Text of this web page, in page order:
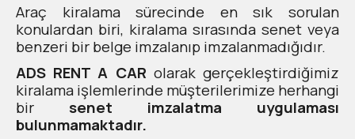
Araç kiralama sürecinde en sık sorulan
konulardan biri, kiralama sırasında senet veya
benzeri bir belge imzalanıp imzalanmadığıdır.
ADS RENT A CAR olarak gerçekleştirdiğimiz
kiralama işlemlerinde müşterilerimize herhangi
bir senet imzalatma uygulaması
bulunmamaktadır.